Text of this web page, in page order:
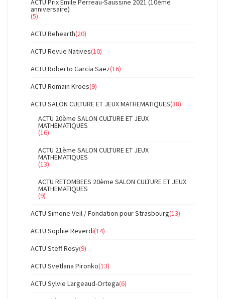
ACTU Prix Emile Perreau-Saussine 2021 (10ème
anniversaire)
(5)
ACTU Rehearth(20)
ACTU Revue Natives(10)
ACTU Roberto Garcia Saez(16)
ACTU Romain Kroës(9)
ACTU SALON CULTURE ET JEUX MATHEMATIQUES(38)
ACTU 20ème SALON CULTURE ET JEUX
MATHEMATIQUES
(16)
ACTU 21ème SALON CULTURE ET JEUX
MATHEMATIQUES
(13)
ACTU RETOMBEES 20ème SALON CULTURE ET JEUX
MATHEMATIQUES
(9)
ACTU Simone Veil / Fondation pour Strasbourg(13)
ACTU Sophie Reverdi(14)
ACTU Steff Rosy(9)
ACTU Svetlana Pironko(13)
ACTU Sylvie Largeaud-Ortega(6)